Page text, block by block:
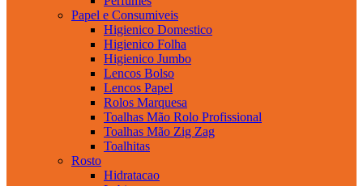
Papel e Consumiveis
Higienico Domestico
Higienico Folha
Higienico Jumbo
Lencos Bolso
Lencos Papel
Rolos Marquesa
Toalhas Mão Rolo Profissional
Toalhas Mão Zig Zag
Toalhitas
Rosto
Hidratacao